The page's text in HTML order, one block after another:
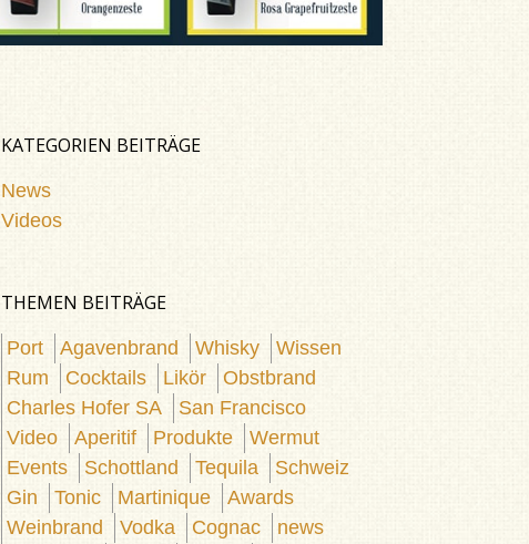
KATEGORIEN BEITRÄGE
News
Videos
THEMEN BEITRÄGE
Port Agavenbrand Whisky
Wissen
Rum
Cocktails Likör
Obstbrand
Charles Hofer SA
San Francisco
Video
Aperitif Produkte
Wermut
Events
Schottland Tequila
Schweiz
Gin
Tonic Martinique
Awards
Weinbrand
Vodka Cognac
news